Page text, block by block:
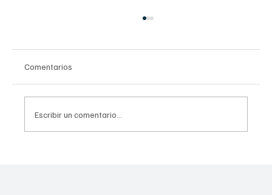
Comentarios
Escribir un comentario...